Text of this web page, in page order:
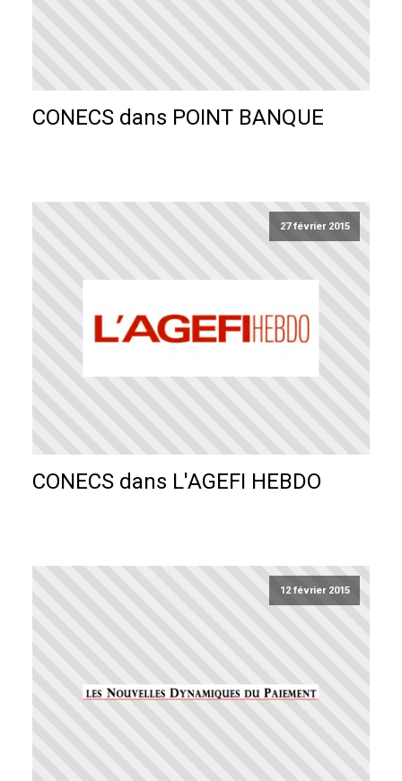
CONECS dans POINT BANQUE
27 février 2015
CONECS dans L'AGEFI HEBDO
12 février 2015